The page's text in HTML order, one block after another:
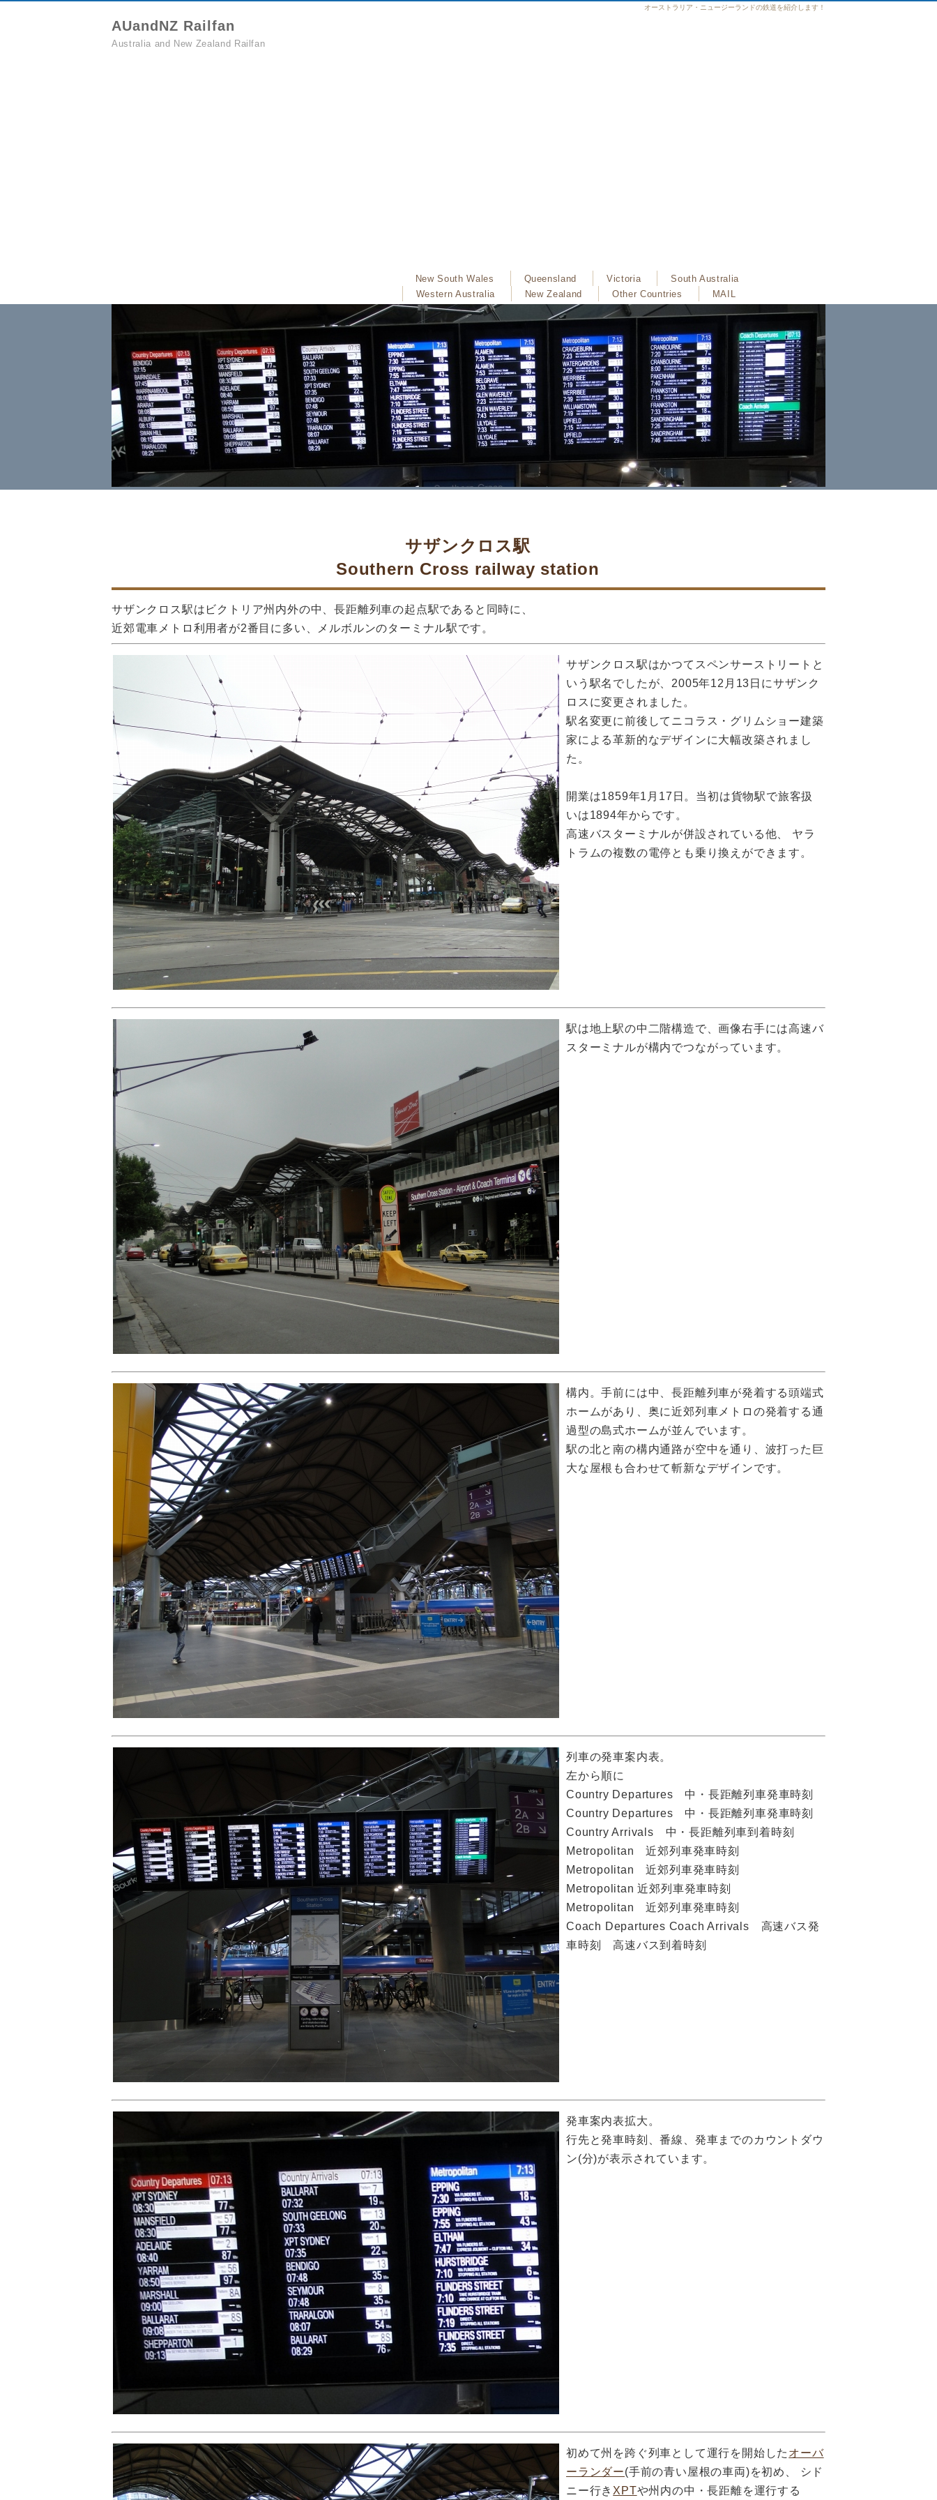
オーストラリア・ニュージーランドの鉄道を紹介します！
AUandNZ Railfan
Australia and New Zealand Railfan
New South Wales Queensland Victoria
South Australia
Western Australia
New Zealand Other Countries MAIL
サザンクロス駅
Southern Cross railway station
サザンクロス駅はビクトリア州内外の中、長距離列車の起点駅であると同時に、
近郊電車メトロ利用者が2番目に多い、メルボルンのターミナル駅です。
サザンクロス駅はかつてスペンサーストリートと
いう駅名でしたが、2005年12月13日にサザンク
ロスに変更されました。
駅名変更に前後してニコラス・グリムショー建築
家による革新的なデザインに大幅改築されまし
た。
開業は1859年1月17日。当初は貨物駅で旅客扱
いは1894年からです。
高速バスターミナルが併設されている他、 ヤラ
トラムの複数の電停とも乗り換えができます。
駅は地上駅の中二階構造で、画像右手には高速バ
スターミナルが構内でつながっています。
構内。手前には中、長距離列車が発着する頭端式
ホームがあり、奥に近郊列車メトロの発着する通
過型の島式ホームが並んでいます。
駅の北と南の構内通路が空中を通り、波打った巨
大な屋根も合わせて斬新なデザインです。
列車の発車案内表。
左から順に
Country Departures 中・長距離列車発車時刻
Country Departures 中・長距離列車発車時刻
Country Arrivals 中・長距離列車到着時刻
Metropolitan 近郊列車発車時刻
Metropolitan 近郊列車発車時刻
Metropolitan 近郊列車発車時刻
Metropolitan 近郊列車発車時刻
Coach Departures Coach Arrivals 高速バス発
車時刻 高速バス到着時刻
発車案内表拡大。
行先と発車時刻、番線、発車までのカウントダウ
ン(分)が表示されています。
初めて州を跨ぐ列車として運行を開始した オーバ
ーランダー(手前の青い屋根の車両)を初め、 シド
ニー行き XPTや州内の中・長距離を運行する